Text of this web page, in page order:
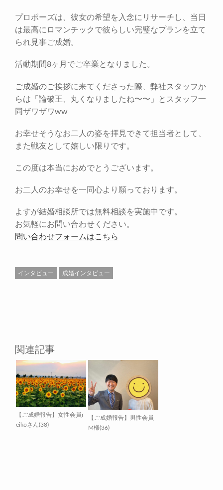
プロポーズは、彼女の希望を入念にリサーチし、当日
は最高にロマンチックで彼らしい完璧なプランを立て
られ見事ご成婚。
活動期間8ヶ月でご卒業となりました。
ご成婚のご挨拶に来てくださった際、弊社スタッフか
らは「論破王、丸くなりましたね〜〜」とスタッフ一
同ザワザワww
お幸せそうなお二人の姿を拝見できて担当者として、
また戦友として嬉しい限りです。
この度は本当におめでとうございます。
お二人のお幸せを一同心より願っております。
よすが結婚相談所では無料相談を実施中です。
お気軽にお問い合わせください。
問い合わせフォームはこちら
インタビュー 成婚インタビュー
関連記事
【ご成婚報告】女性会員r
eikoさん(38)
【ご成婚報告】男性会員
M様(36)